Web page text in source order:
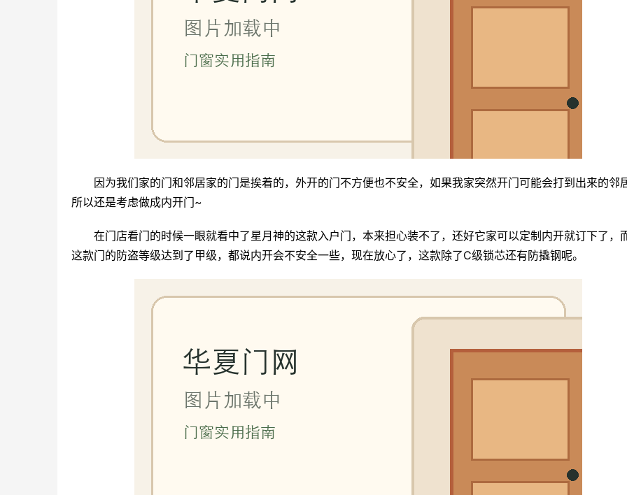
因为我们家的门和邻居家的门是挨着的，外开的门不方便也不安全，如果我家突然开门可能会打到出来的邻
所以还是考虑做成内开门~
在门店看门的时候一眼就看中了星月神的这款入户门，本来担心装不了，还好它家可以定制内开就订下了，
这款门的防盗等级达到了甲级，都说内开会不安全一些，现在放心了，这款除了C级锁芯还有防撬钢呢。